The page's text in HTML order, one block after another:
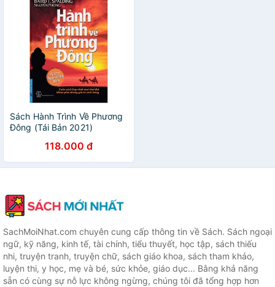
Sách Hành Trình Về Phương
Đông (Tái Bản 2021)
118.000 đ
SachMoiNhat.com chuyên cung cấp thông tin về Sách. Sách ngoại
ngữ, kỹ năng, kinh tế, tài chính, tiểu thuyết, học tập, sách thiếu
nhi, truyện tranh, truyện chữ, sách giáo khoa, sách tham khảo,
luyện thi, y học, mẹ và bé, sức khỏe, giáo dục... Bằng khả năng
sẵn có cùng sự nỗ lực không ngừng, chúng tôi đã tổng hợp hơn